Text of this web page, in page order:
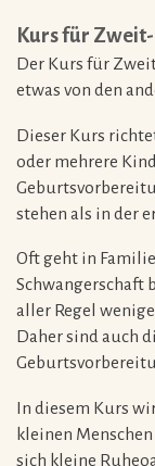
Kurs für
Der Kurs für
etwas von den
Dieser Kurs
oder mehrere
stehen als in der
Oft geht in
Schwangerschaft
aller Regel
Daher sind auch
In diesem Kurs
kleinen
sich kleine